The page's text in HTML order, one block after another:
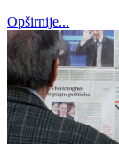
Opširnije...